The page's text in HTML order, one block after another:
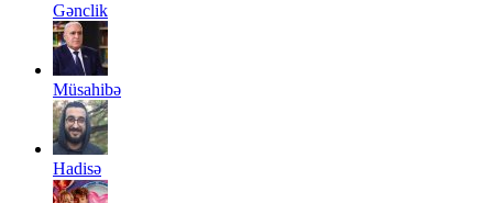
Gənclik
Müsahibə
Hadisə